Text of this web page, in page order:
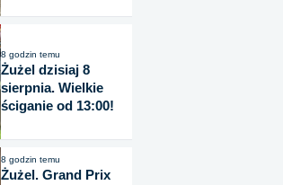
8 godzin temu
Żużel dzisiaj 8
sierpnia. Wielkie
ściganie od 13:00!
8 godzin temu
Żużel. Grand Prix